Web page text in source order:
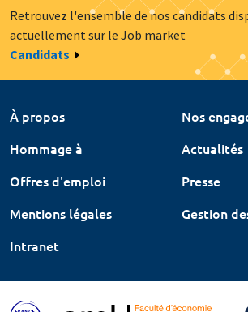
Retrouvez l'ensemble de nos candidats
actuellement sur le Job market
Candidats
À propos
Nos
Hommage à
Actualités
Offres d'emploi
Presse
Mentions légales
Gestion
Intranet